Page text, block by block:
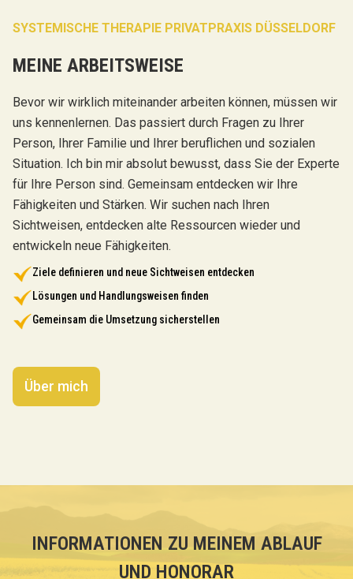
SYSTEMISCHE THERAPIE PRIVATPRAXIS DÜSSELDORF
MEINE ARBEITSWEISE
Bevor wir wirklich miteinander arbeiten können, müssen wir
uns kennenlernen. Das passiert durch Fragen zu Ihrer
Person, Ihrer Familie und Ihrer beruflichen und sozialen
Situation. Ich bin mir absolut bewusst, dass Sie der Experte
für Ihre Person sind. Gemeinsam entdecken wir Ihre
Fähigkeiten und Stärken. Wir suchen nach Ihren
Sichtweisen, entdecken alte Ressourcen wieder und
entwickeln neue Fähigkeiten.
Ziele definieren und neue Sichtweisen entdecken
Lösungen und Handlungsweisen finden
Gemeinsam die Umsetzung sicherstellen
Über mich
INFORMATIONEN ZU MEINEM ABLAUF
UND HONORAR